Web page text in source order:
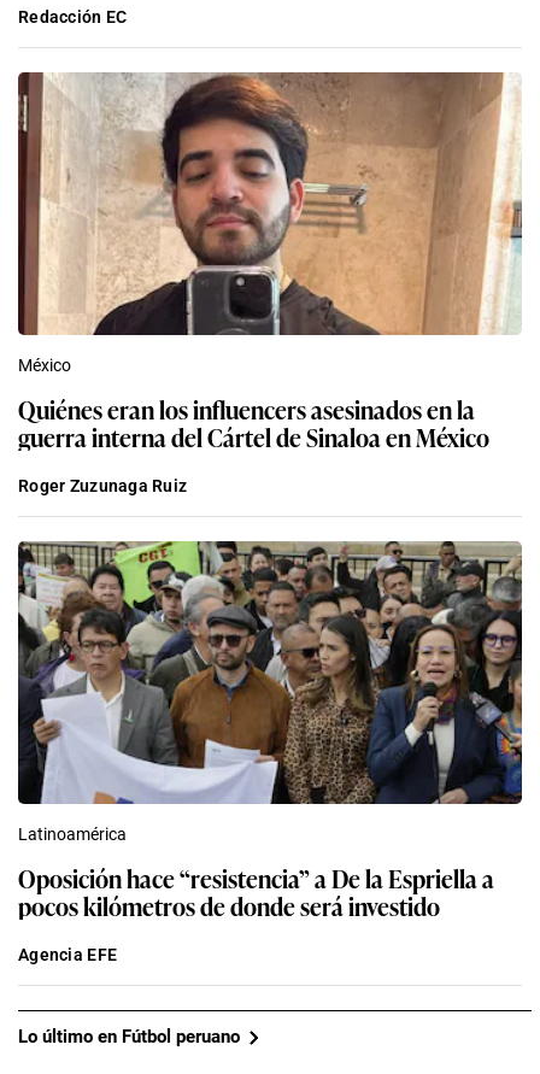
Redacción EC
México
Quiénes eran los influencers asesinados en la
guerra interna del Cártel de Sinaloa en México
Roger Zuzunaga Ruiz
Latinoamérica
Oposición hace “resistencia” a De la Espriella a
pocos kilómetros de donde será investido
Agencia EFE
Lo último en Fútbol peruano